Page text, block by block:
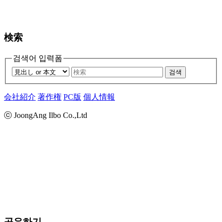
検索
검색어 입력폼
검색
会社紹介 著作権 PC版 個人情報
ⓒ JoongAng Ilbo Co.,Ltd